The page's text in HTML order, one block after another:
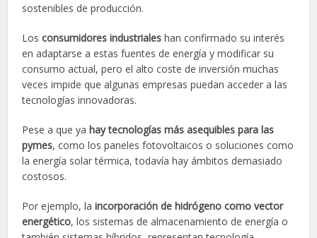
sostenibles de producción.
Losconsumidores industriales han confirmado su interés
en adaptarse a estas fuentes de energía y modificar su
consumo actual, pero el alto coste de inversión muchas
veces impide que algunas empresas puedan acceder a las
tecnologías innovadoras.
Pese a que yahay tecnologías más asequibles para las
pymes, como los paneles fotovoltaicos o soluciones como
la energía solar térmica, todavía hay ámbitos demasiado
costosos.
Por ejemplo, laincorporación de hidrógeno como vector
energético, los sistemas de almacenamiento de energía o